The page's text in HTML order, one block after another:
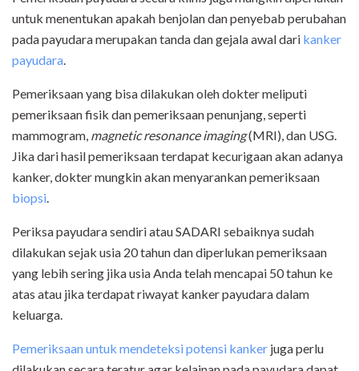
untuk menentukan apakah benjolan dan penyebab perubahan
pada payudara merupakan tanda dan gejala awal dari kanker
payudara.
Pemeriksaan yang bisa dilakukan oleh dokter meliputi
pemeriksaan fisik dan pemeriksaan penunjang, seperti
mammogram, magnetic resonance imaging(MRI), dan USG.
Jika dari hasil pemeriksaan terdapat kecurigaan akan adanya
kanker, dokter mungkin akan menyarankan pemeriksaan
biopsi.
Periksa payudara sendiri atau SADARI sebaiknya sudah
dilakukan sejak usia 20 tahun dan diperlukan pemeriksaan
yang lebih sering jika usia Anda telah mencapai 50 tahun ke
atas atau jika terdapat riwayat kanker payudara dalam
keluarga.
Pemeriksaan untuk mendeteksi potensi kanker juga perlu